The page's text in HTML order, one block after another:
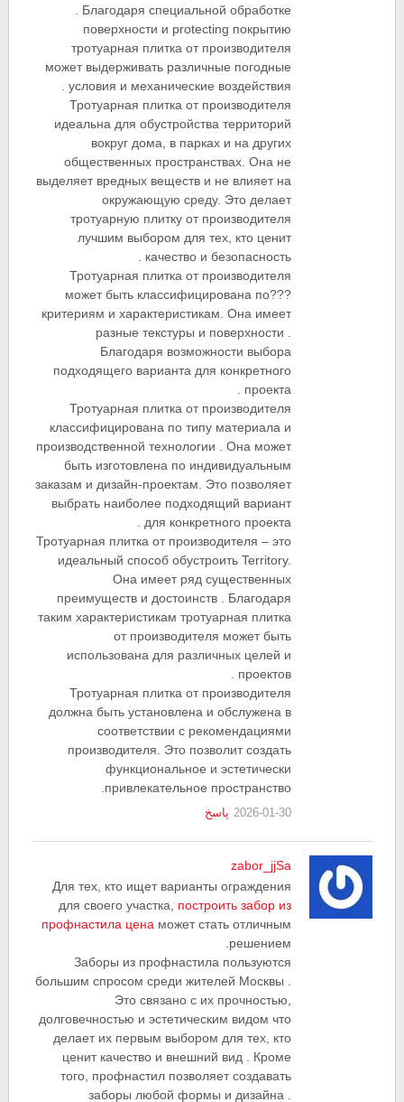
. Благодаря специальной обработке
поверхности и protecting покрытию
тротуарная плитка от производителя
может выдерживать различные погодные
условия и механические воздействия .
Тротуарная плитка от производителя
идеальна для обустройства территорий
вокруг дома, в парках и на других
общественных пространствах. Она не
выделяет вредных веществ и не влияет на
окружающую среду. Это делает
тротуарную плитку от производителя
лучшим выбором для тех, кто ценит
качество и безопасность .
Тротуарная плитка от производителя
может быть классифицирована по???
критериям и характеристикам. Она имеет
разные текстуры и поверхности .
Благодаря возможности выбора
подходящего варианта для конкретного
проекта .
Тротуарная плитка от производителя
классифицирована по типу материала и
производственной технологии . Она может
быть изготовлена по индивидуальным
заказам и дизайн-проектам. Это позволяет
выбрать наиболее подходящий вариант
для конкретного проекта .
Тротуарная плитка от производителя – это
идеальный способ обустроить Territory.
Она имеет ряд существенных
преимуществ и достоинств . Благодаря
таким характеристикам тротуарная плитка
от производителя может быть
использована для различных целей и
проектов .
Тротуарная плитка от производителя
должна быть установлена и обслужена в
соответствии с рекомендациями
производителя. Это позволит создать
функциональное и эстетически
привлекательное пространство.
2026-01-30 پاسخ
zabor_jjSa
Для тех, кто ищет варианты ограждения
для своего участка, построить забор из
профнастила цена может стать отличным
решением.
Заборы из профнастила пользуются
большим спросом среди жителей Москвы .
Это связано с их прочностью,
долговечностью и эстетическим видом что
делает их первым выбором для тех, кто
ценит качество и внешний вид . Кроме
того, профнастил позволяет создавать
заборы любой формы и дизайна .